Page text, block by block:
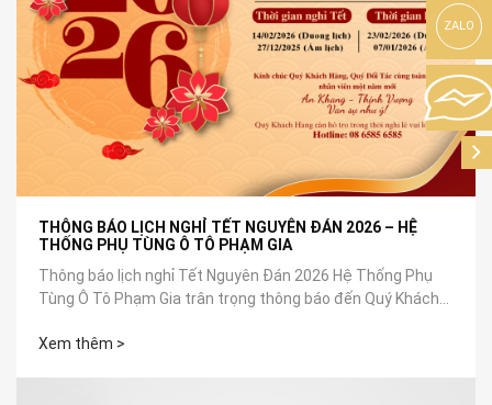
THÔNG BÁO LỊCH NGHỈ TẾT NGUYÊN ĐÁN 2026 – HỆ
THỐNG PHỤ TÙNG Ô TÔ PHẠM GIA
Thông báo lịch nghỉ Tết Nguyên Đán 2026 Hệ Thống Phụ
Tùng Ô Tô Phạm Gia trân trọng thông báo đến Quý Khách
Xem thêm >
ZALO